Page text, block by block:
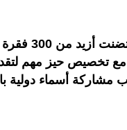
ولفت البلاغ
مع تخصيص حيز مهم
مشاركة أسماء دولية